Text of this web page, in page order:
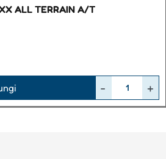
ALL TERRAIN A/T